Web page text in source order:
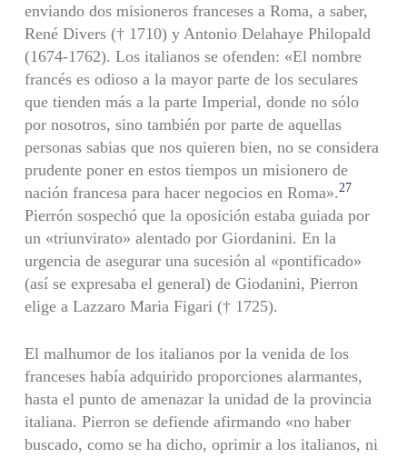
enviando dos misioneros franceses a Roma, a saber,
René Divers († 1710) y Antonio Delahaye Philopald
(1674-1762). Los italianos se ofenden: «El nombre
francés es odioso a la mayor parte de los seculares
que tienden más a la parte Imperial, donde no sólo
por nosotros, sino también por parte de aquellas
personas sabias que nos quieren bien, no se considera
prudente poner en estos tiempos un misionero de
nación francesa para hacer negocios en Roma».27
Pierrón sospechó que la oposición estaba guiada por
un «triunvirato» alentado por Giordanini. En la
urgencia de asegurar una sucesión al «pontificado»
(así se expresaba el general) de Gioda­nini, Pierron
elige a Lazzaro Maria Figari († 1725).
El malhumor de los italianos por la venida de los
franceses ha­bía adquirido proporciones alarmantes,
hasta el punto de amenazar la unidad de la provincia
italiana. Pierron se defiende afirmando «no haber
buscado, como se ha dicho, oprimir a los italianos, ni